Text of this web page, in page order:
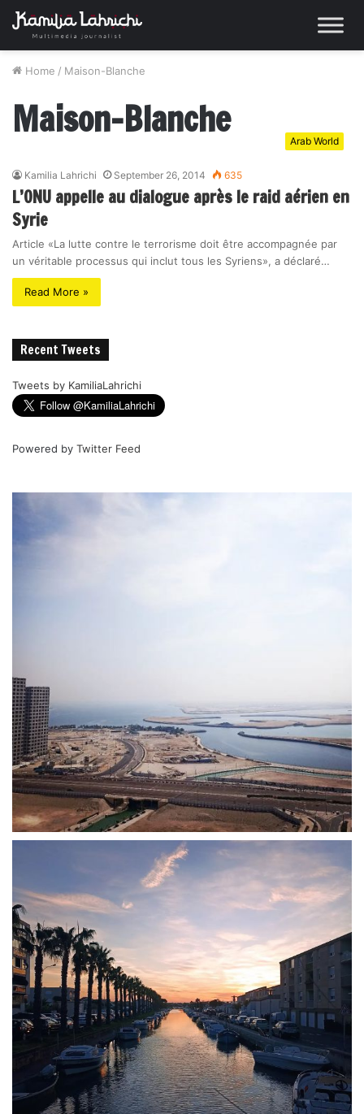
Home / Maison-Blanche
Maison-Blanche Arab World
Kamilia Lahrichi September 26, 2014 635
L’ONU appelle au dialogue après le raid aérien en
Syrie
Article «La lutte contre le terrorisme doit être accompagnée par
un véritable processus qui inclut tous les Syriens», a déclaré…
Read More »
Recent Tweets
Tweets by KamiliaLahrichi
Powered by Twitter Feed